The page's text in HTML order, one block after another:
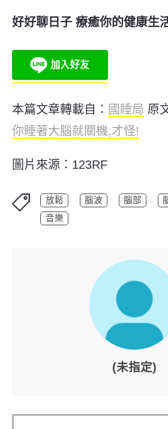
好好聊日子 療癒你的健康生
本篇文章轉載自： 國睡局 原
你睡著大腦就關機,才怪!
圖片來源：123RF
放鬆 腦波 腦部
音樂
(未指定)